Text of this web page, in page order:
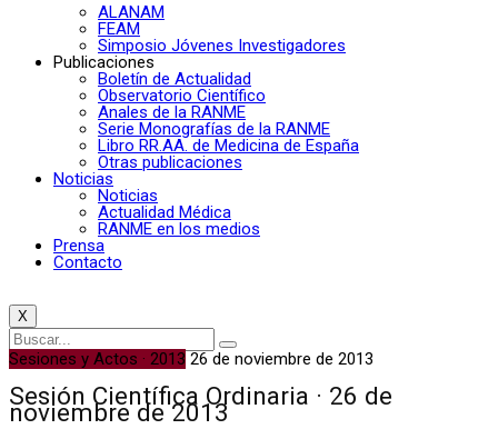
ALANAM
FEAM
Simposio Jóvenes Investigadores
Publicaciones
Boletín de Actualidad
Observatorio Científico
Anales de la RANME
Serie Monografías de la RANME
Libro RR.AA. de Medicina de España
Otras publicaciones
Noticias
Noticias
Actualidad Médica
RANME en los medios
Prensa
Contacto
X
Sesiones y Actos · 2013 26 de noviembre de 2013
Sesión Científica Ordinaria · 26 de
noviembre de 2013